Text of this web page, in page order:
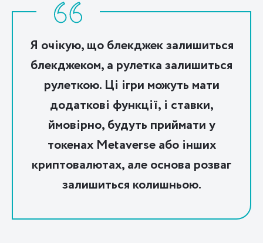
Я очікую, що блекджек залишиться
блекджеком, а рулетка залишиться
рулеткою. Ці ігри можуть мати
додаткові функції, і ставки,
ймовірно, будуть приймати у
токенах Metaverse або інших
криптовалютах, але основа розваг
залишиться колишньою.